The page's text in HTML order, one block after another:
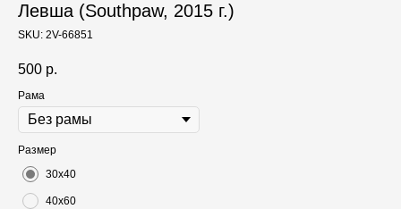
Левша (Southpaw, 2015 г.)
SKU: 2V-66851
500 р.
Рама
Размер
30х40
40х60